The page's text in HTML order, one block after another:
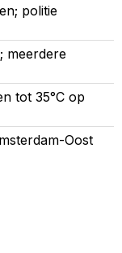
politie
meerdere
tot 35°C op
Oost